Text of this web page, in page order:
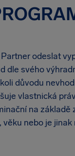
odeslat
dle svého
důvodu
vlastnická
na
nebo je jinak